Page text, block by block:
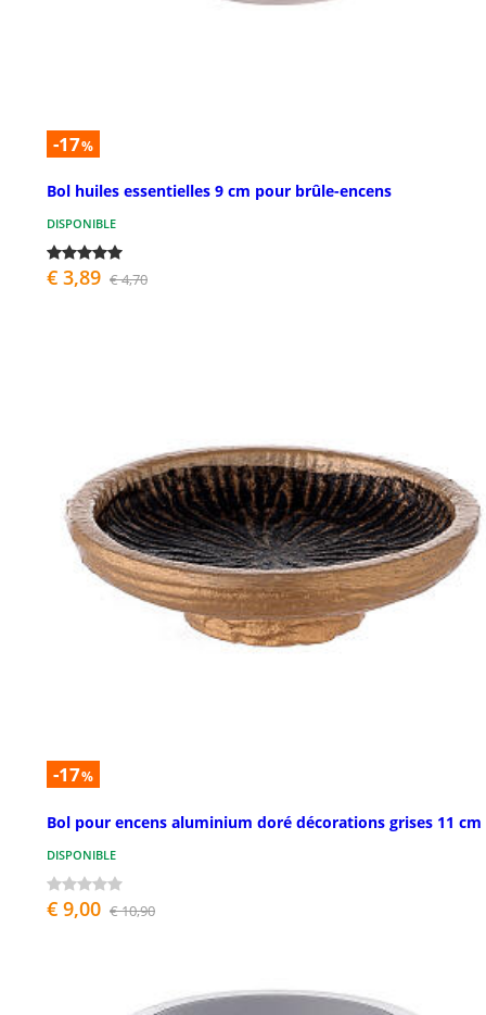
-17%
Bol huiles essentielles 9 cm pour brûle-encens
DISPONIBLE
€ 3,89 € 4,70
-17%
Bol pour encens aluminium doré décorations grises 11 cm
DISPONIBLE
€ 9,00 € 10,90